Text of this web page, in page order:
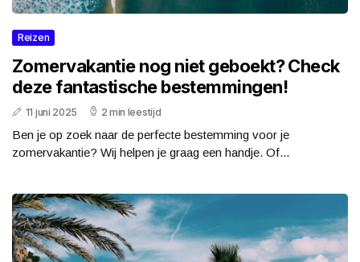
Reizen
Zomervakantie nog niet geboekt? Check
deze fantastische bestemmingen!
11 juni 2025 2 min leestijd
Ben je op zoek naar de perfecte bestemming voor je
zomervakantie? Wij helpen je graag een handje. Of...